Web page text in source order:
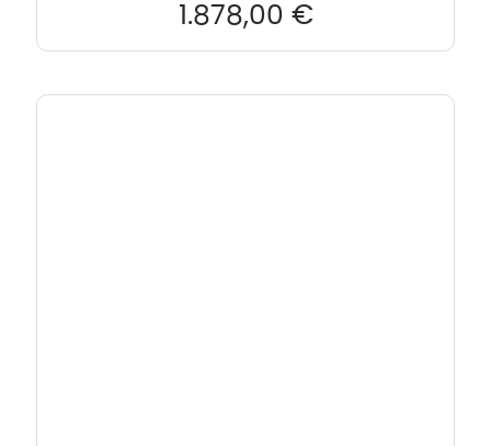
1.878,00 €